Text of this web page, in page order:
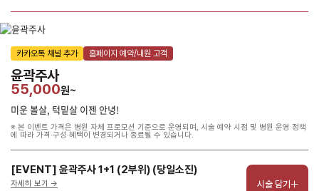
카카오톡 채널 추가 홈페이지 예약/내원 고객
윤곽주사
55,000원~
미운 볼살, 턱밑살 이젠 안녕!
※ 본 이벤트 가격은 병원 자체 프로모션 기준으로 운영되며, 시술 예약 시점 및 병원 운영 정책
에 따라 가격·구성·혜택이 변경되거나 종료될 수 있습니다.
[EVENT] 윤곽주사 1+1 (2부위) (당일소진)
자세히 보기 -> 시술 담기